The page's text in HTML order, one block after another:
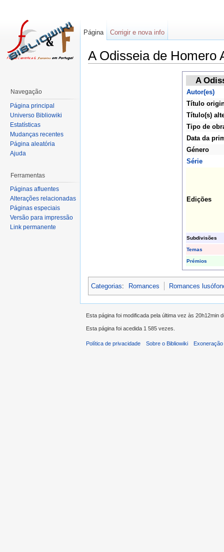
A Odisseia de Homero
A
Autor(es)
Título
Título(s)
Tipo de
Data da
Género
Série
Edições
Subdivisões
Temas
Prémios
Categorias: Romances Romances
Página Corrigir e nova info
Navegação
Página principal
Universo Bibliowiki
Estatísticas
Mudanças recentes
Página aleatória
Ajuda
Ferramentas
Páginas afluentes
Alterações relacionadas
Páginas especiais
Versão para impressão
Link permanente
Esta página foi modificada pela última vez às 20h12min
Esta página foi acedida 1 585 vezes.
Política de privacidade Sobre o Bibliowiki